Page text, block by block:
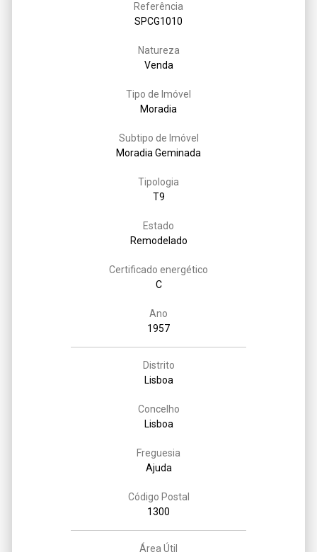
Referência
SPCG1010
Natureza
Venda
Tipo de Imóvel
Moradia
Subtipo de Imóvel
Moradia Geminada
Tipologia
T9
Estado
Remodelado
Certificado energético
C
Ano
1957
Distrito
Lisboa
Concelho
Lisboa
Freguesia
Ajuda
Código Postal
1300
Área Útil